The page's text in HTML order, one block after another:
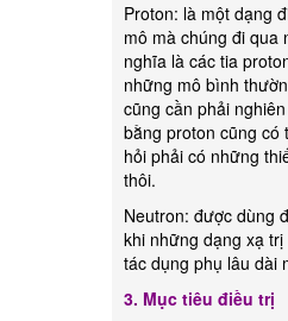
Proton: là một dạng
mô mà chúng đi qua
nghĩa là các tia
những mô bình
cũng cần phải
bằng proton cũng
hỏi phải có những
thôi.
Neutron: được dùng
khi những dạng xạ
tác dụng phụ lâu dài
3. Mục tiêu điều trị